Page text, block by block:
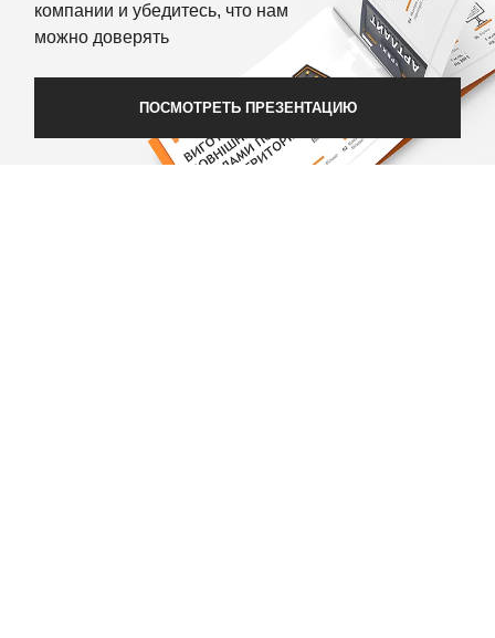
компании и убедитесь, что нам
можно доверять
ПОСМОТРЕТЬ ПРЕЗЕНТАЦИЮ